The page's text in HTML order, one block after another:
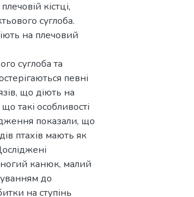
кістці,
суглоба.
на плечовий
суглоба та
певні
що діють на
такі особливості
показали, що
птахів мають як
канюк, малий
до
на ступінь